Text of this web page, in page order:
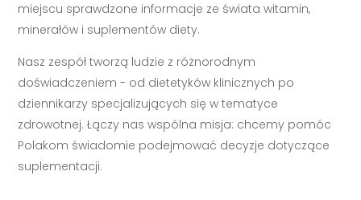
miejscu sprawdzone informacje ze świata witamin,
minerałów i suplementów diety.
Nasz zespół tworzą ludzie z różnorodnym
doświadczeniem - od dietetyków klinicznych po
dziennikarzy specjalizujących się w tematyce
zdrowotnej. Łączy nas wspólna misja: chcemy pomóc
Polakom świadomie podejmować decyzje dotyczące
suplementacji.